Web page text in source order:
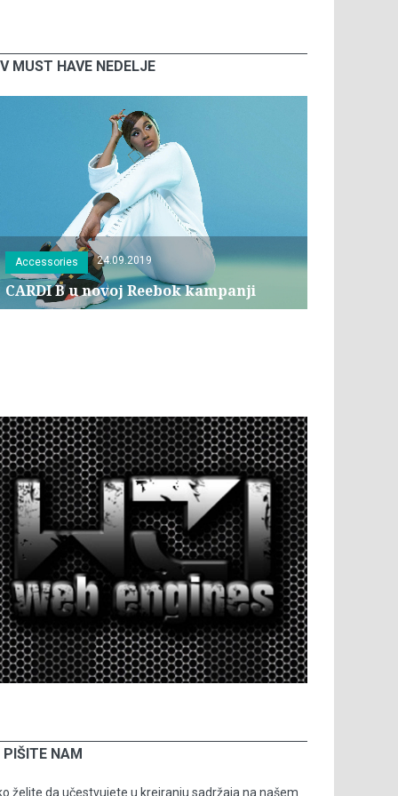
MUST HAVE NEDELJE
Accessories 24.09.2019
CARDI B u novoj Reebok kampanji
PIŠITE NAM
želite da učestvujete u kreiranju sadržaja na našem